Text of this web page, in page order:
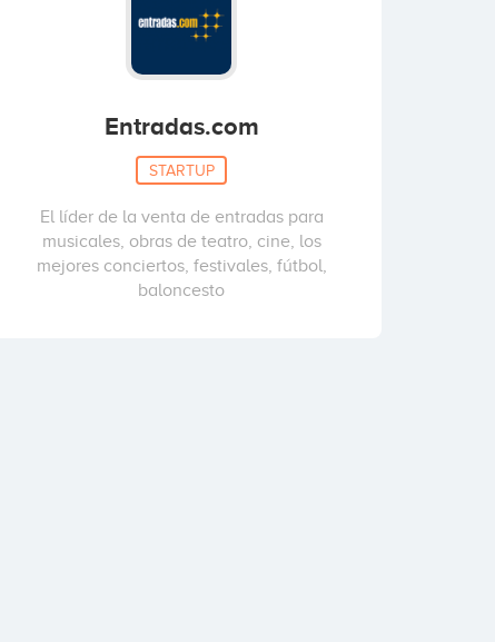
Entradas.com
STARTUP
El líder de la venta de entradas para
musicales, obras de teatro, cine, los
mejores conciertos, festivales, fútbol,
baloncesto